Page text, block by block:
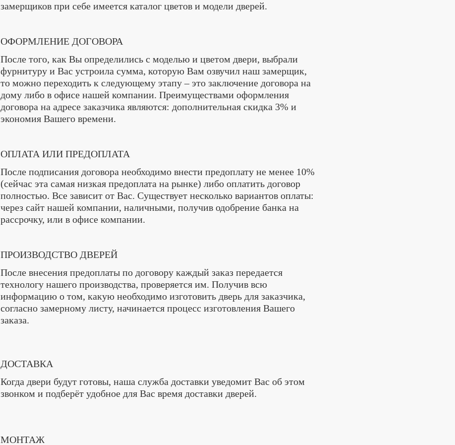
замерщиков при себе имеется каталог цветов и модели дверей.
ОФОРМЛЕНИЕ ДОГОВОРА
После того, как Вы определились с моделью и цветом двери, выбрали
фурнитуру и Вас устроила сумма, которую Вам озвучил наш замерщик,
то можно переходить к следующему этапу – это заключение договора на
дому либо в офисе нашей компании. Преимуществами оформления
договора на адресе заказчика являются: дополнительная скидка 3% и
экономия Вашего времени.
ОПЛАТА ИЛИ ПРЕДОПЛАТА
После подписания договора необходимо внести предоплату не менее 10%
(сейчас эта самая низкая предоплата на рынке) либо оплатить договор
полностью. Все зависит от Вас. Существует несколько вариантов оплаты:
через сайт нашей компании, наличными, получив одобрение банка на
рассрочку, или в офисе компании.
ПРОИЗВОДСТВО ДВЕРЕЙ
После внесения предоплаты по договору каждый заказ передается
технологу нашего производства, проверяется им. Получив всю
информацию о том, какую необходимо изготовить дверь для заказчика,
согласно замерному листу, начинается процесс изготовления Вашего
заказа.
ДОСТАВКА
Когда двери будут готовы, наша служба доставки уведомит Вас об этом
звонком и подберёт удобное для Вас время доставки дверей.
МОНТАЖ